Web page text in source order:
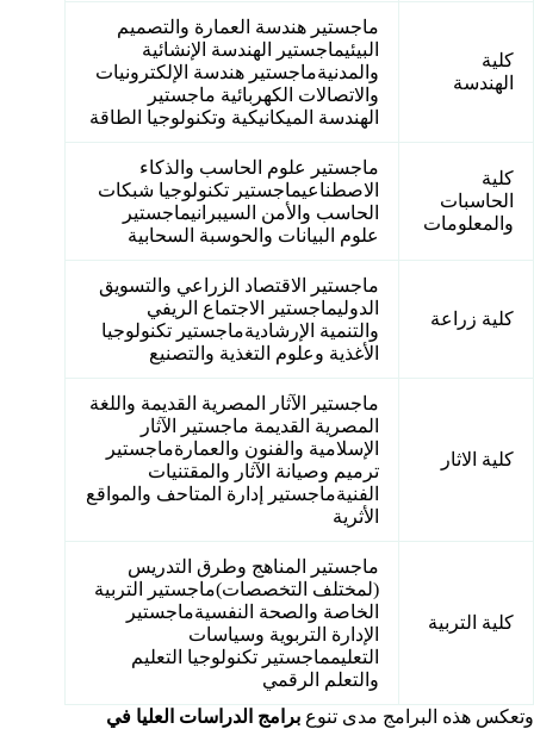
كلية
الهندسة
ماجستير هندسة العمارة والتصميم
البيئيماجستير الهندسة الإنشائية
والمدنيةماجستير هندسة الإلكترونيات
والاتصالات الكهربائية ماجستير
الهندسة الميكانيكية وتكنولوجيا الطاقة
كلية
الحاسبات
والمعلومات
ماجستير علوم الحاسب والذكاء
الاصطناعيماجستير تكنولوجيا شبكات
الحاسب والأمن السيبرانيماجستير
علوم البيانات والحوسبة السحابية
كلية زراعة
ماجستير الاقتصاد الزراعي والتسويق
الدوليماجستير الاجتماع الريفي
والتنمية الإرشاديةماجستير تكنولوجيا
الأغذية وعلوم التغذية والتصنيع
كلية الاثار
ماجستير الآثار المصرية القديمة واللغة
المصرية القديمة ماجستير الآثار
الإسلامية والفنون والعمارةماجستير
ترميم وصيانة الآثار والمقتنيات
الفنيةماجستير إدارة المتاحف والمواقع
الأثرية
كلية التربية
ماجستير المناهج وطرق التدريس
(لمختلف التخصصات)ماجستير التربية
الخاصة والصحة النفسيةماجستير
الإدارة التربوية وسياسات
التعليمماجستير تكنولوجيا التعليم
والتعلم الرقمي
وتعكس هذه البرامج مدى تنوع برامج الدراسات العليا في